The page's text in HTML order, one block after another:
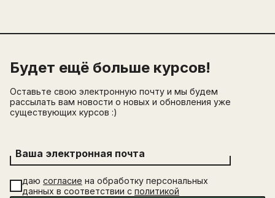
Будет ещё больше курсов!
Оставьте свою электронную почту и мы будем
рассылать вам новости о новых и обновления уже
существующих курсов :)
Ваша электронная почта
даю согласие на обработку персональных
данных в соответствии с политикой